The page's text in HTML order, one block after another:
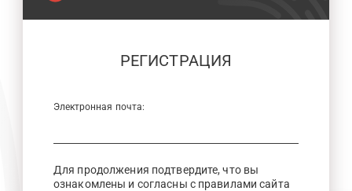
РЕГИСТРАЦИЯ
Электронная почта:
Для продолжения подтвердите, что вы
ознакомлены и согласны с правилами сайта